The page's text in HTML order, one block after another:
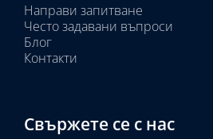
Направи запитване
Често задавани въпроси
Блог
Контакти
Свържете се с нас